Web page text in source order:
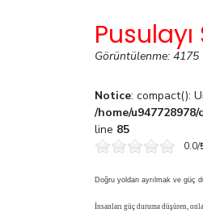
Görüntülenme: 4175
Notice: compact():
/home/
line 85
0.0/
Doğru yoldan ayrılmak ve güç
İnsanları güç duruma düşüren,